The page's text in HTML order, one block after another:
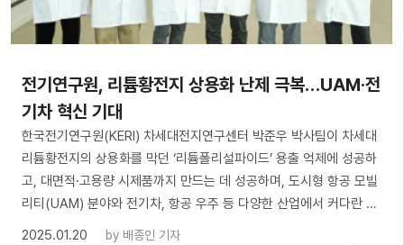
전기연구원, 리튬황전지 상용화 난제 극복…UAM·전
기차 혁신 기대
한국전기연구원(KERI) 차세대전지연구센터 박준우 박사팀이 차세대
리튬황전지의 상용화를 막던 ‘리튬폴리설파이드’ 용출 억제에 성공하
고, 대면적·고용량 시제품까지 만드는 데 성공하며, 도시형 항공 모빌
리티(UAM) 분야와 전기차, 항공 우주 등 다양한 산업에서 커다란 …
2025.01.20
by 배종인 기자